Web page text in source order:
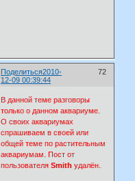
Поделиться 72
2010-
12-09 00:39:44
В данной теме разговоры
только о данном аквариуме.
О своих аквариумах
спрашиваем в своей или
общей теме по растительным
аквариумам. Пост от
пользователяSmith удалён.